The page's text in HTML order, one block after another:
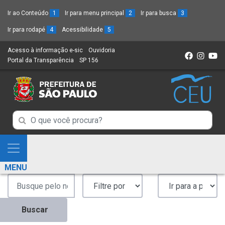
Ir ao Conteúdo 1 Ir para menu principal 2 Ir para busca 3
Ir para rodapé 4 Acessibilidade 5
Acesso à informação e-sic (Link
para
novo
sítio)
Ouvidoria
Portal da Transparência (Link
um
novo
SP 156
Campo
de
Busca
de
informações
Campo
de
de
informações
Mostra
e
Esconde
Menu
MENU
Buscar